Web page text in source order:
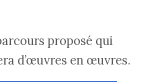
proposé qui
d’œuvres en œuvres.